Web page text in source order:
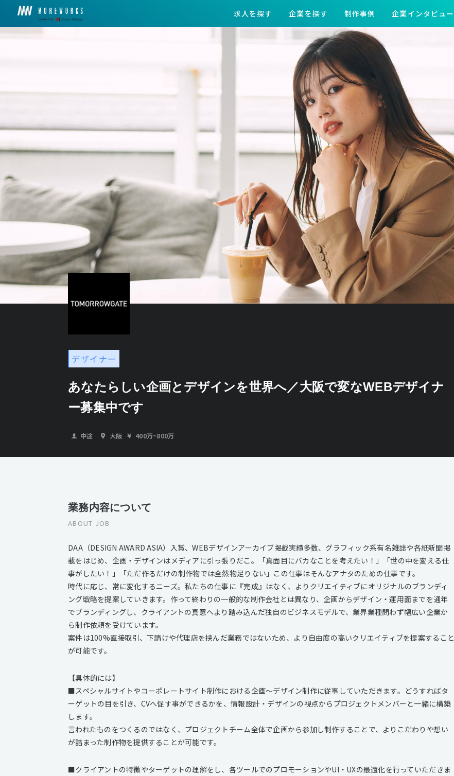
求人を探す 企業を探す 制作事例 企業インタビュー
デザイナー
あなたらしい企画とデザインを世界へ／大阪で変なWEBデザイナ
ー募集中です
中途 大阪 400万~800万
業務内容について
ABOUT JOB
DAA（DESIGN AWARD ASIA）入賞、WEBデザインアーカイブ掲載実績多数、グラフィック系有名雑誌や各紙新聞掲
載をはじめ、企画・デザインはメディアに引っ張りだこ。「真面目にバカなことを考えたい！」「世の中を変える仕
事がしたい！」「ただ作るだけの制作物では全然物足りない」この仕事はそんなアナタのための仕事です。
時代に応じ、常に変化するニーズ。私たちの仕事に『完成』はなく、よりクリエイティブにオリジナルのブランディ
ング戦略を提案していきます。作って終わりの一般的な制作会社とは異なり、企画からデザイン・運用面までを通年
でブランディングし、クライアントの真意へより踏み込んだ独自のビジネスモデルで、業界業種問わず幅広い企業か
ら制作依頼を受けています。
案件は100%直接取引、下請けや代理店を挟んだ業務ではないため、より自由度の高いクリエイティブを提案すること
が可能です。
【具体的には】
■スペシャルサイトやコーポレートサイト制作における企画〜デザイン制作に従事していただきます。どうすればタ
ーゲットの目を引き、CVへ促す事ができるかを、情報設計・デザインの視点からプロジェクトメンバーと一緒に構築
します。
言われたものをつくるのではなく、プロジェクトチーム全体で企画から参加し制作することで、よりこだわりや想い
が詰まった制作物を提供することが可能です。
■クライアントの特徴やターゲットの理解をし、各ツールでのプロモーションやUI・UXの最適化を行っていただきま